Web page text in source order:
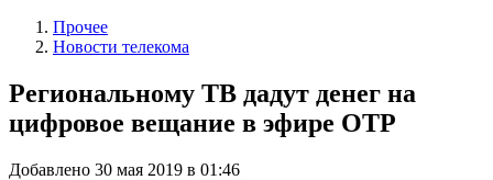
Прочее
Новости телекома
Региональному ТВ дадут денег на
цифровое вещание в эфире ОТР
Добавлено 30 мая 2019 в 01:46